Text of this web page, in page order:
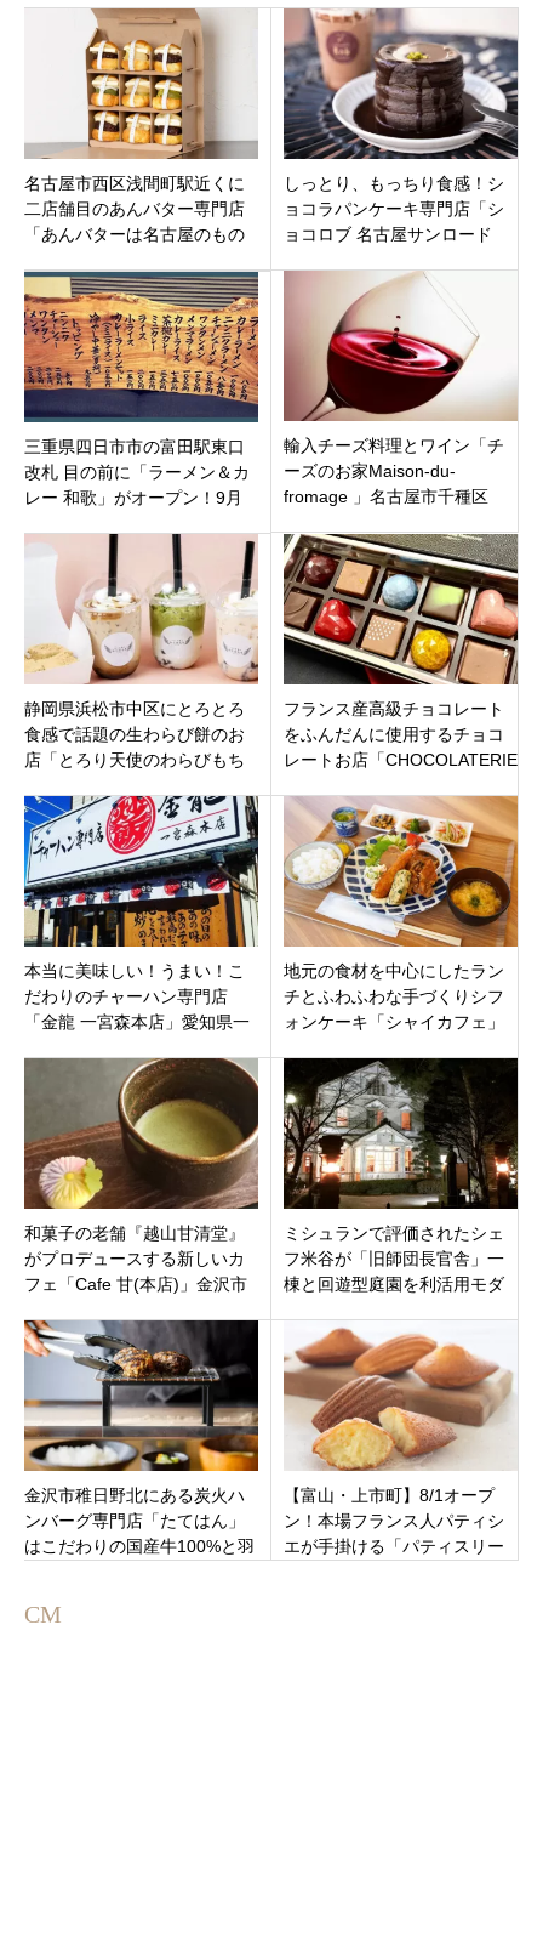
名古屋市西区浅間町駅近くに
二店舗目のあんバター専門店
「あんバターは名古屋のもの
ートインも
しっとり、もっちり食感！シ
ョコラパンケーキ専門店「シ
ョコロブ 名古屋サンロード
三重県四日市市の富田駅東口
改札 目の前に「ラーメン＆カ
レー 和歌」がオープン！9月
す。
輸入チーズ料理とワイン「チ
ーズのお家Maison-du-
fromage 」名古屋市千種区
静岡県浜松市中区にとろとろ
食感で話題の生わらび餅のお
店「とろり天使のわらびもち
ンです。
フランス産高級チョコレート
をふんだんに使用するチョコ
レートお店「CHOCOLATERIE
東
本当に美味しい！うまい！こ
だわりのチャーハン専門店
「金龍 一宮森本店」愛知県一
地元の食材を中心にしたラン
チとふわふわな手づくりシフ
ォンケーキ「シャイカフェ」
日オープン
和菓子の老舗『越山甘清堂』
がプロデュースする新しいカ
フェ「Cafe 甘(本店)」金沢市
ープン！
ミシュランで評価されたシェ
フ米谷が「旧師団長官舎」一
棟と回遊型庭園を利活用モダ
ス」新潟県上越市大町に4月20
日オープン
金沢市稚日野北にある炭火ハ
ンバーグ専門店「たてはん」
はこだわりの国産牛100%と羽
【富山・上市町】8/1オープ
ン！本場フランス人パティシ
エが手掛ける「パティスリー
CM